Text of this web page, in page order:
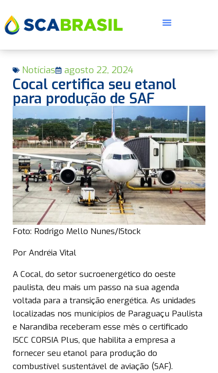
Notícias agosto 22, 2024
Cocal certifica seu etanol
para produção de SAF
Foto: Rodrigo Mello Nunes/IStock
Por Andréia Vital
A Cocal, do setor sucroenergético do oeste
paulista, deu mais um passo na sua agenda
voltada para a transição energética. As unidades
localizadas nos municípios de Paraguaçu Paulista
e Narandiba receberam esse mês o certificado
ISCC CORSIA Plus, que habilita a empresa a
fornecer seu etanol para produção do
combustível sustentável de aviação (SAF).